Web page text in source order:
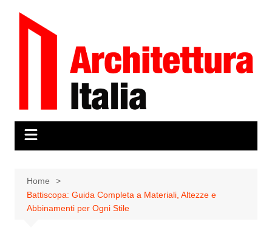
contenuto
Home
Battiscopa: Guida Completa a Materiali, Altezze e
Abbinamenti per Ogni Stile